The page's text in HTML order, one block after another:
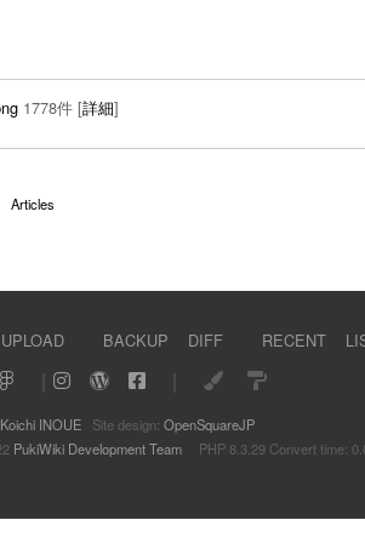
1778件 [詳細]
Articles
UPLOAD BACKUP DIFF RECENT
Koichi INOUE Site design: OpenSquareJP
PukiWiki Development TeamPHP 8.3.29 Convert time: